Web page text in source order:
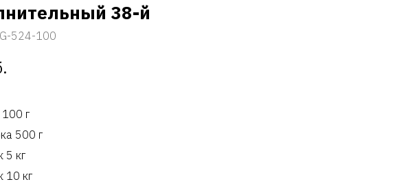
38-й
524-100
г
500 г
5 кг
10 кг